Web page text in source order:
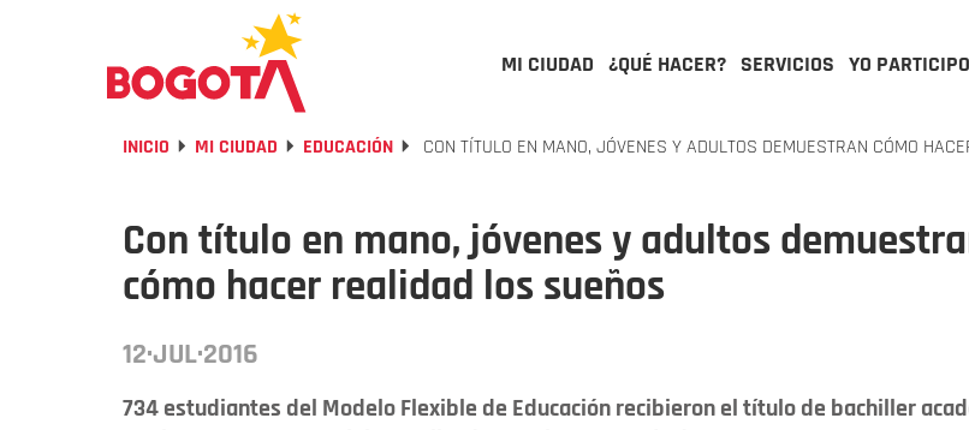
MI CIUDAD ¿QUÉ HACER? SERVICIOS YO PARTICIPO
INICIO MI CIUDAD EDUCACIÓN CON TÍTULO EN MANO, JÓVENES Y ADULTOS DEMUESTRAN CÓMO
Con título en mano, jóvenes y adultos
cómo hacer realidad los sueños
12·JUL·2016
734 estudiantes del Modelo Flexible de Educación recibieron el título de bachiller